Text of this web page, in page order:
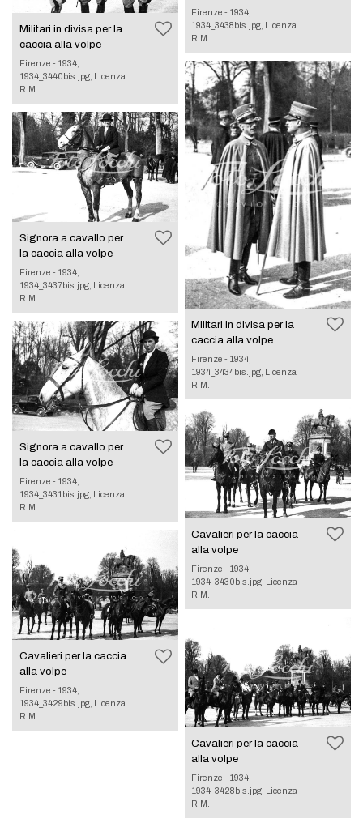
Militari in divisa per la
caccia alla volpe
Firenze - 1934,
1934_3440bis.jpg, Licenza
R.M.
Signora a cavallo per
la caccia alla volpe
Firenze - 1934,
1934_3437bis.jpg, Licenza
R.M.
Signora a cavallo per
la caccia alla volpe
Firenze - 1934,
1934_3431bis.jpg, Licenza
R.M.
Cavalieri per la caccia
alla volpe
Firenze - 1934,
1934_3429bis.jpg, Licenza
R.M.
Firenze - 1934,
1934_3438bis.jpg, Licenza
R.M.
Militari in divisa per la
caccia alla volpe
Firenze - 1934,
1934_3434bis.jpg, Licenza
R.M.
Cavalieri per la caccia
alla volpe
Firenze - 1934,
1934_3430bis.jpg, Licenza
R.M.
Cavalieri per la caccia
alla volpe
Firenze - 1934,
1934_3428bis.jpg, Licenza
R.M.